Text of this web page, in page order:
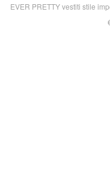
EVER PRETTY vestiti stile